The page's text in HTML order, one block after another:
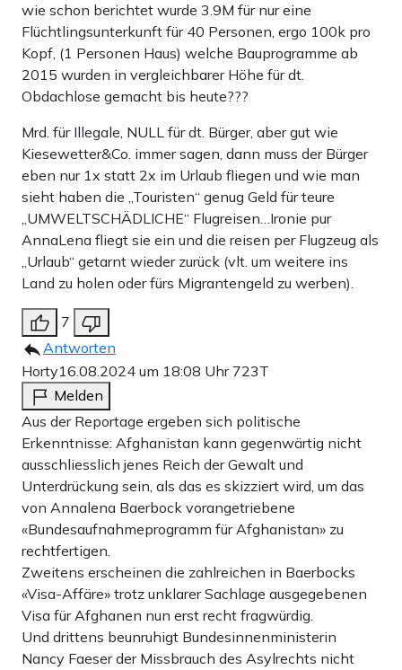
wie schon berichtet wurde 3.9M für nur eine
Flüchtlingsunterkunft für 40 Personen, ergo 100k pro
Kopf, (1 Personen Haus) welche Bauprogramme ab
2015 wurden in vergleichbarer Höhe für dt.
Obdachlose gemacht bis heute???
Mrd. für Illegale, NULL für dt. Bürger, aber gut wie
Kiesewetter&Co. immer sagen, dann muss der Bürger
eben nur 1x statt 2x im Urlaub fliegen und wie man
sieht haben die „Touristen“ genug Geld für teure
„UMWELTSCHÄDLICHE“ Flugreisen…Ironie pur
AnnaLena fliegt sie ein und die reisen per Flugzeug als
„Urlaub“ getarnt wieder zurück (vlt. um weitere ins
Land zu holen oder fürs Migrantengeld zu werben).
7
Antworten
Horty16.08.2024 um 18:08 Uhr 723T
Melden
Aus der Reportage ergeben sich politische
Erkenntnisse: Afghanistan kann gegenwärtig nicht
ausschliesslich jenes Reich der Gewalt und
Unterdrückung sein, als das es skizziert wird, um das
von Annalena Baerbock vorangetriebene
«Bundesaufnahmeprogramm für Afghanistan» zu
rechtfertigen.
Zweitens erscheinen die zahlreichen in Baerbocks
«Visa-Affäre» trotz unklarer Sachlage ausgegebenen
Visa für Afghanen nun erst recht fragwürdig.
Und drittens beunruhigt Bundesinnenministerin
Nancy Faeser der Missbrauch des Asylrechts nicht